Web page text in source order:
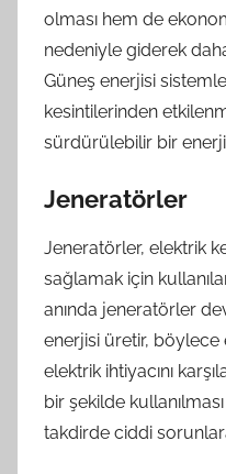
olması hem de
nedeniyle giderek
Güneş enerjisi
kesintilerinden
sürdürülebilir bir
Jeneratörler
Jeneratörler, elektrik
sağlamak için
anında jeneratörler
enerjisi üretir,
elektrik ihtiyacını
bir şekilde
takdirde ciddi